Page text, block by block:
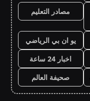
مصادر التعليم
يو ان بي الرياضي
اخبار 24 ساعة
صحيفة العالم